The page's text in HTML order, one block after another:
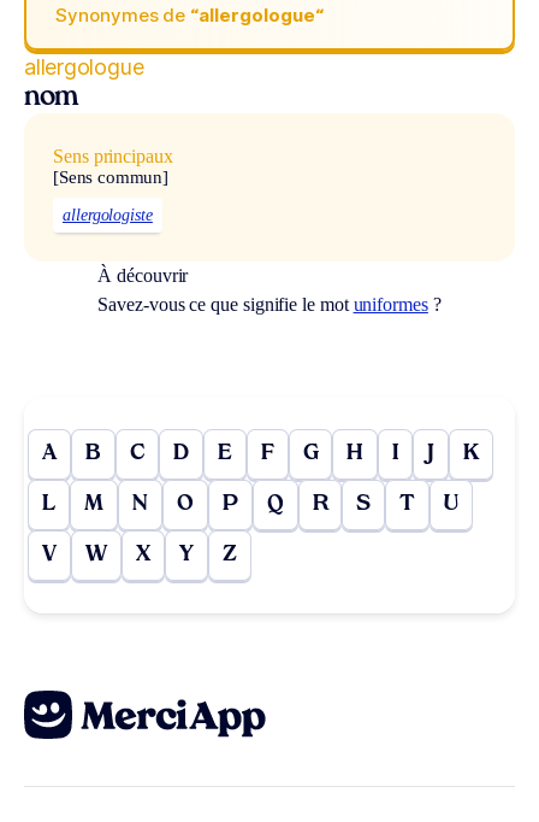
Synonymes de “allergologue“
allergologue
nom
Sens principaux
[Sens commun]
allergologiste
À découvrir
Savez-vous ce que signifie le mot uniformes?
A B C D E F G H I J K
L M N O P Q R S T U
V W X Y Z